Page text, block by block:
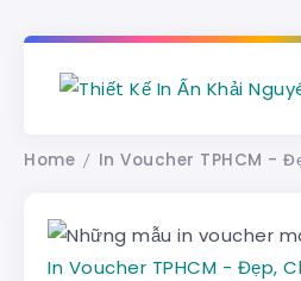
Home / In Voucher TPHCM -
In Voucher TPHCM - Đẹp,